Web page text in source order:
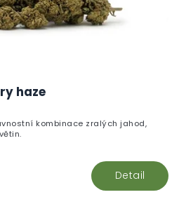
haze
Detail
kombinace zralých jahod,